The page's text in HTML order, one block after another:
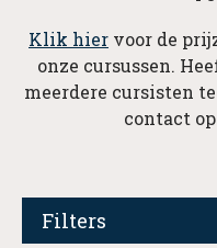
Klik hier voor de
onze cursussen.
meerdere cursisten
contact op
Filters